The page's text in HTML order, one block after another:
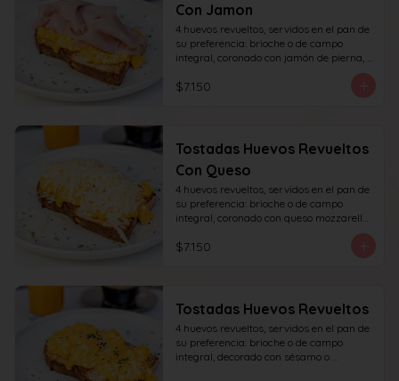
Con Jamon
4 huevos revueltos, servidos en el pan de
su preferencia: brioche o de campo
integral, coronado con jamón de pierna,
$7.150
Tostadas Huevos Revueltos
Con Queso
4 huevos revueltos, servidos en el pan de
su preferencia: brioche o de campo
integral, coronado con queso mozzarella
rallado, decorado con sésamo o cibullete.
$7.150
Tostadas Huevos Revueltos
4 huevos revueltos, servidos en el pan de
su preferencia: brioche o de campo
integral, decorado con sésamo o